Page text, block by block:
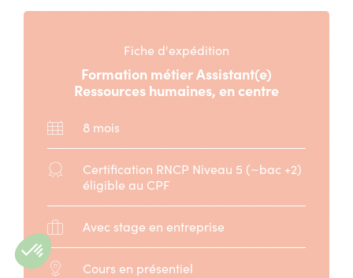
Fiche d'expédition
Formation métier Assistant(e)
Ressources humaines, en centre
Durée 8 mois
DiplômeCertification RNCP Niveau 5 (~bac +2)
éligible au CPF
Stage
:
Avec stage en entreprise
ModalitéCours en présentiel